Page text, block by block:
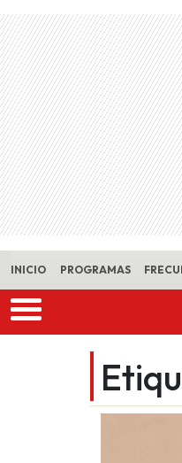
Skip to main content
INICIO PROGRAMAS